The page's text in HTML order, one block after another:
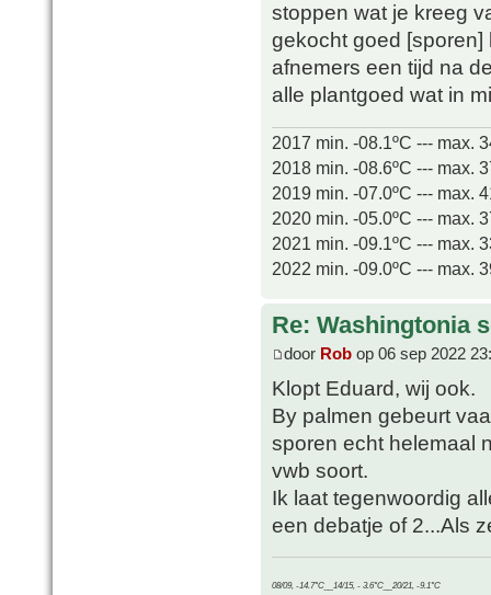
stoppen wat je kreeg
gekocht goed [sporen]
afnemers een tijd na
alle plantgoed wat in
2017 min. -08.1ºC --- max.
2018 min. -08.6ºC --- max.
2019 min. -07.0ºC --- max.
2020 min. -05.0ºC --- max.
2021 min. -09.1ºC --- max.
2022 min. -09.0ºC --- max.
Re: Washingtonia
door Rob op 06 sep 2022
Klopt Eduard, wij ook.
By palmen gebeurt
sporen echt helemaal
vwb soort.
Ik laat tegenwoordig
een debatje of 2...Als
08/09, -14.7°C__14/15, - 3.6°C__20/21, -9.1°C